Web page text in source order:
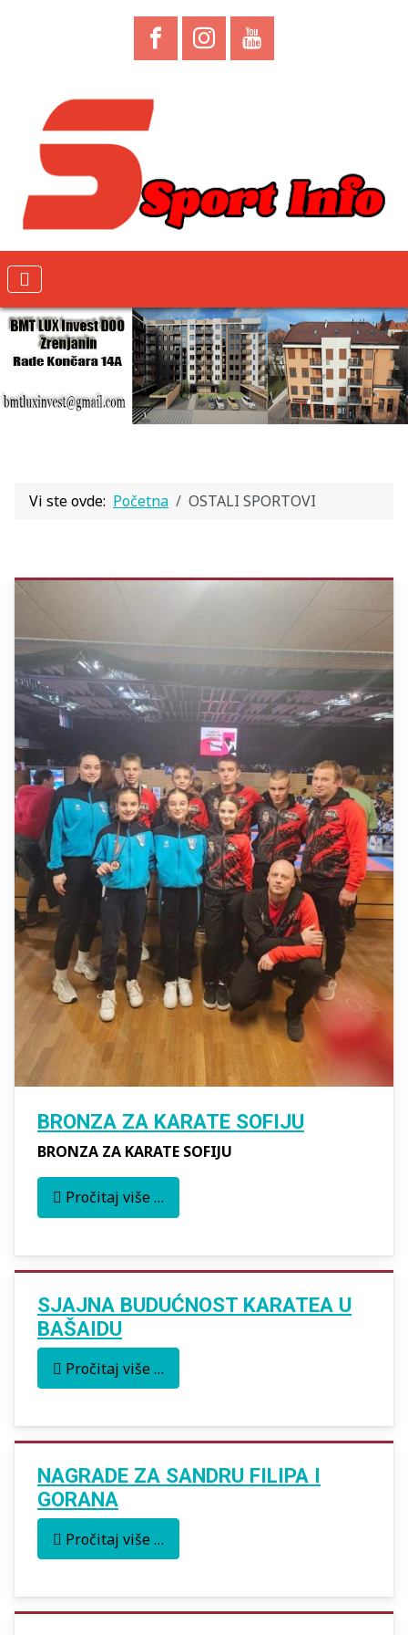
Vi ste ovde: Početna OSTALI SPORTOVI
BRONZA ZA KARATE SOFIJU
BRONZA ZA KARATE SOFIJU
Pročitaj više …
SJAJNA BUDUĆNOST KARATEA U
BAŠAIDU
Pročitaj više …
NAGRADE ZA SANDRU FILIPA I
GORANA
Pročitaj više …